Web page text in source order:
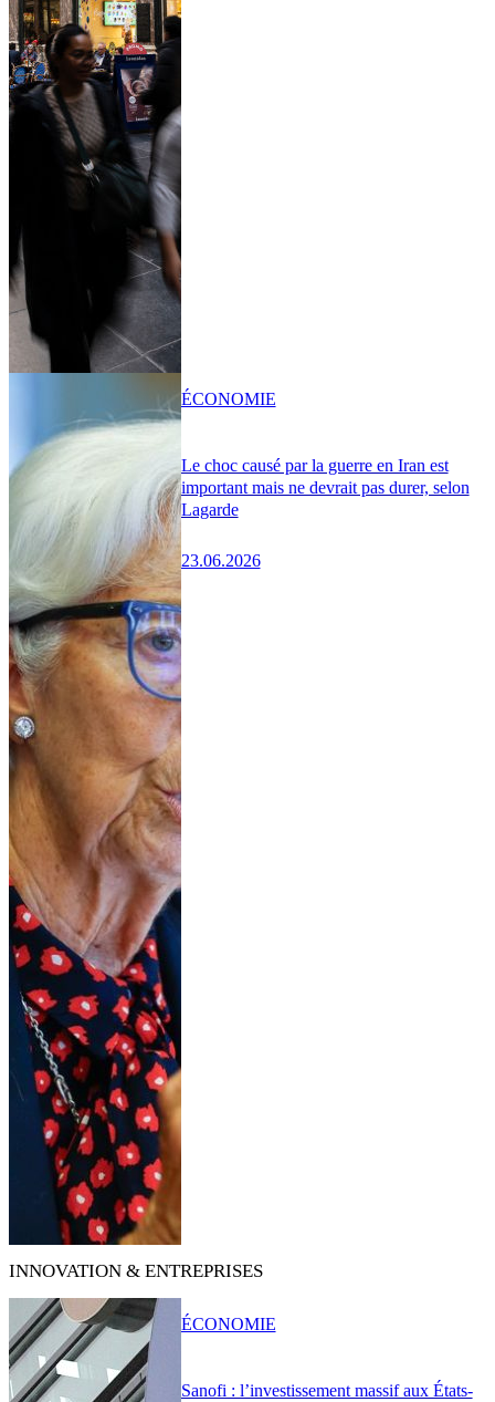
Le choc causé par la guerre en Iran est
important mais ne devrait pas durer, selon
Lagarde
23.06.2026
ÉCONOMIE
INNOVATION & ENTREPRISES
Sanofi : l’investissement massif aux États-
ÉCONOMIE